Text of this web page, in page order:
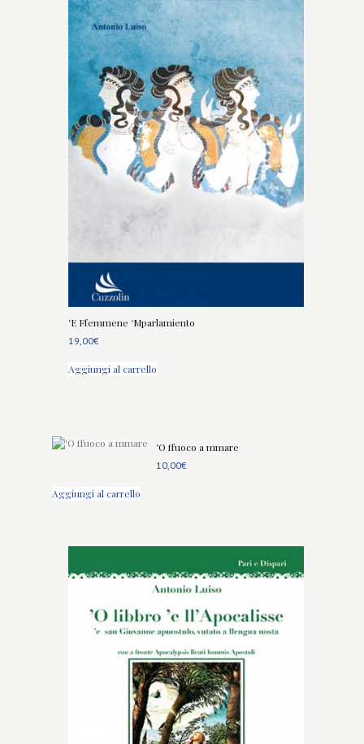
‘E Ffemmene ‘Mparlamiento
19,00€
Aggiungi al carrello
‘O ffuoco a mmare
10,00€
Aggiungi al carrello